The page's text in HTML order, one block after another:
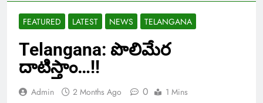
FEATURED LATEST NEWS TELANGANA
Telangana: పొలిమేర
దాటిస్తాం…!!
Admin 2 Months Ago 0 1 Mins